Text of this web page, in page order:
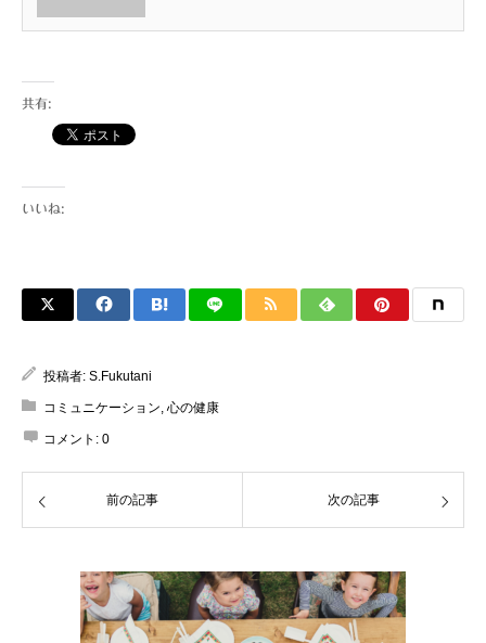
共有:
いいね:
投稿者: S.Fukutani
コミュニケーション, 心の健康
コメント: 0
前の記事 次の記事